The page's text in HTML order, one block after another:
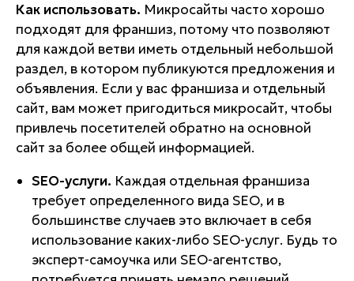
Как использовать. Микросайты часто хорошо
подходят для франшиз, потому что позволяют
для каждой ветви иметь отдельный небольшой
раздел, в котором публикуются предложения и
объявления. Если у вас франшиза и отдельный
сайт, вам может пригодиться микросайт, чтобы
привлечь посетителей обратно на основной
сайт за более общей информацией.
SEO-услуги. Каждая отдельная франшиза
требует определенного вида SEO, и в
большинстве случаев это включает в себя
использование каких-либо SEO-услуг. Будь то
эксперт-самоучка или SEO-агентство,